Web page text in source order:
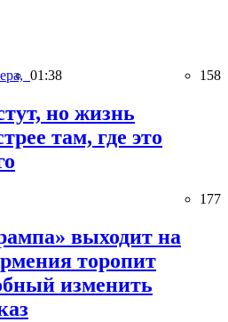
01:38 158
но жизнь
там, где это
177
выходит на
торопит
изменить